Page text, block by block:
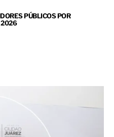
PÚBLICOS POR
2026